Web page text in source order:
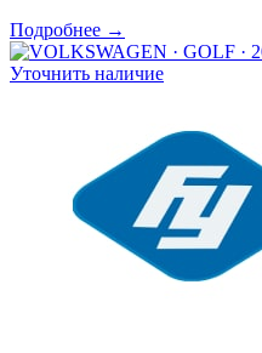
Подробнее →
Уточнить наличие